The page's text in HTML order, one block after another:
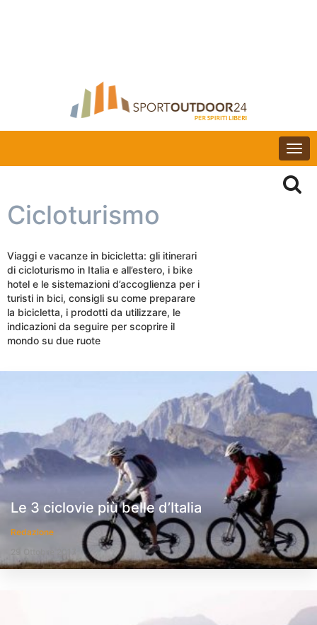
Cicloturismo
Viaggi e vacanze in bicicletta: gli itinerari
di cicloturismo in Italia e all’estero, i bike
hotel e le sistemazioni d’accoglienza per i
turisti in bici, consigli su come preparare
la bicicletta, i prodotti da utilizzare, le
indicazioni da seguire per scoprire il
mondo su due ruote
Le 3 ciclovie più belle d’Italia
Redazione